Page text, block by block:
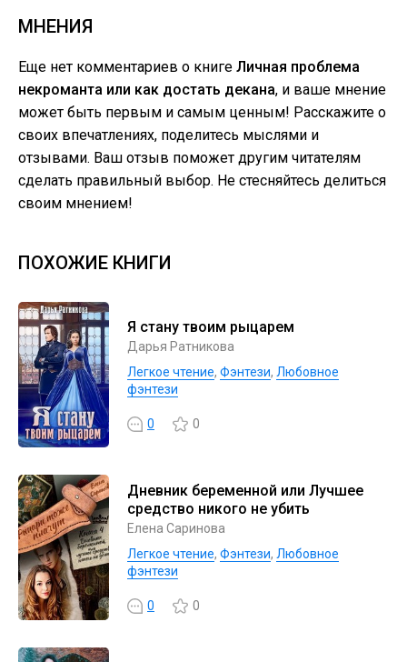
МНЕНИЯ
Еще нет комментариев о книге Личная проблема
некроманта или как достать декана, и ваше мнение
может быть первым и самым ценным! Расскажите о
своих впечатлениях, поделитесь мыслями и
отзывами. Ваш отзыв поможет другим читателям
сделать правильный выбор. Не стесняйтесь делиться
своим мнением!
ПОХОЖИЕ КНИГИ
Я стану твоим рыцарем
Дарья Ратникова
Легкое чтение, Фэнтези, Любовное
фэнтези
0 0
Дневник беременной или Лучшее
средство никого не убить
Елена Саринова
Легкое чтение, Фэнтези, Любовное
фэнтези
0 0